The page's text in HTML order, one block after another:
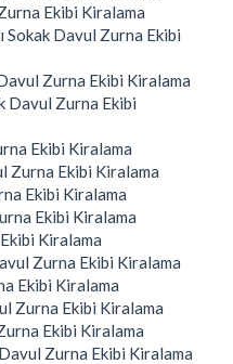
Ekibi Kiralama
Sokak Davul Zurna Ekibi
Zurna Ekibi Kiralama
Davul Zurna Ekibi
Ekibi Kiralama
Zurna Ekibi Kiralama
Ekibi Kiralama
Ekibi Kiralama
Kiralama
Zurna Ekibi Kiralama
Ekibi Kiralama
Zurna Ekibi Kiralama
Ekibi Kiralama
Zurna Ekibi Kiralama